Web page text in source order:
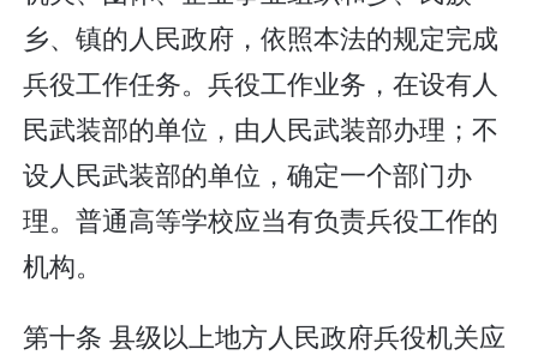
乡、镇的人民政府，依照本法的规定完成
兵役工作任务。兵役工作业务，在设有人
民武装部的单位，由人民武装部办理；不
设人民武装部的单位，确定一个部门办
理。普通高等学校应当有负责兵役工作的
机构。
第十条 县级以上地方人民政府兵役机关应